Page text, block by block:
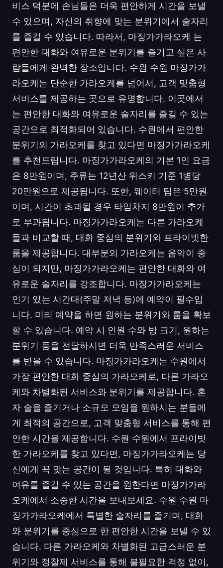
비스 덕분에 손님들은 더욱 편안하게 시간을 보낼
수 있으며, 자신의 취향에 맞는 분위기에서 술자리
를 즐길 수 있습니다. 따라서, 마징가가라오케 는
편안한 대화와 여유로운 분위기를 즐기고 싶은 사
람들에게 완벽한 장소입니다. 수원 수원 마징가가
라오케는 단순한 가라오케를 넘어서, 고객 맞춤형
서비스를 제공하는 곳으로 유명합니다. 이곳에서
는 편안한 대화와 여유로운 술자리를 즐길 수 있는
공간으로 최적화되어 있습니다. 수원에서 편안한
분위기의 가라오케를 찾고 있다면 마징가가라오케
를 추천드립니다. 마징가가라오케의 기본 1인 요금
은 8만원이며, 주류는 12년산 위스키 기준 1병당
20만원으로 제공됩니다. 또한, 웨이터 팁은 5만원
이며, 시간이 초과될 경우 타임차지 8만원이 추가
로 부과됩니다. 마징가가라오케는 다른 가라오케
들과 비교할 때, 대화 중심의 분위기와 프라이빗한
룸을 제공합니다. 대부분의 가라오케는 음악이 중
심이 되지만, 마징가가라오케는 편안한 대화와 여
유로운 술자리를 강조합니다. 마징가가라오케는
인기 있는 시간대(주말 저녁 등)에 예약이 필수입
니다. 미리 예약을 하면 원하는 분위기와 룸을 확보
할 수 있습니다. 예약 시 인원 수와 방 크기, 원하는
분위기 등을 전달하시면 더욱 만족스러운 서비스
를 받을 수 있습니다. 마징가가라오케는 수원에서
가장 편안한 대화 중심의 가라오케로, 다른 가라오
케와 차별화된 서비스와 분위기를 제공합니다. 혼
자 술을 즐기거나 소규모 모임을 원하시는 분들에
게 최적의 공간으로, 고객 맞춤형 서비스를 통해 편
안한 시간을 제공합니다. 수원 수원에서 프라이빗
한 가라오케를 찾고 있다면, 마징가가라오케는 당
신에게 꼭 맞는 공간이 될 것입니다. 특히 대화와
여유를 즐길 수 있는 공간을 원한다면 마징가가라
오케에서 소중한 시간을 보내보세요. 수원 수원 마
징가가라오케에서 특별한 술자리를 즐기며, 대화
와 분위기를 중심으로 한 편안한 시간을 보낼 수 있
습니다. 다른 가라오케와 차별화된 고급스러운 분
위기와 정찰제 서비스를 통해 불필요한 걱정 없이,